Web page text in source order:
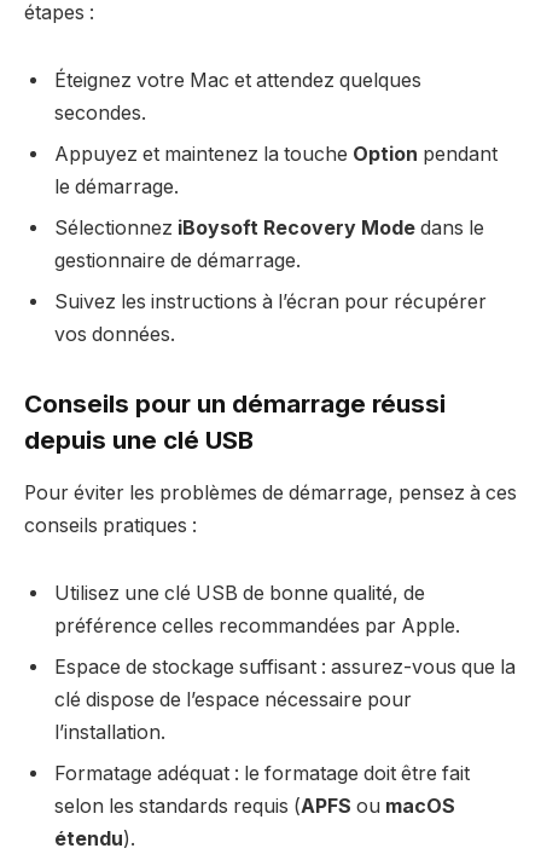
étapes :
Éteignez votre Mac et attendez quelques
secondes.
Appuyez et maintenez la touche Option pendant
le démarrage.
Sélectionnez iBoysoft Recovery Mode dans le
gestionnaire de démarrage.
Suivez les instructions à l’écran pour récupérer
vos données.
Conseils pour un démarrage réussi
depuis une clé USB
Pour éviter les problèmes de démarrage, pensez à ces
conseils pratiques :
Utilisez une clé USB de bonne qualité, de
préférence celles recommandées par Apple.
Espace de stockage suffisant : assurez-vous que la
clé dispose de l’espace nécessaire pour
l’installation.
Formatage adéquat : le formatage doit être fait
selon les standards requis (APFS ou macOS
étendu).